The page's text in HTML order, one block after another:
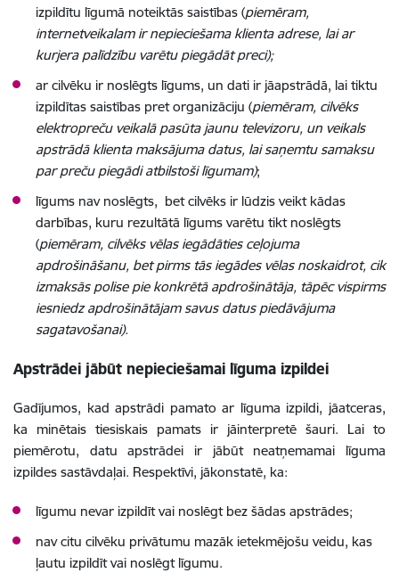
izpildītu līgumā noteiktās saistības (piemēram,
internetveikalam ir nepieciešama klienta adrese, lai ar
kurjera palīdzību varētu piegādāt preci);
ar cilvēku ir noslēgts līgums, un dati ir jāapstrādā, lai tiktu
izpildītas saistības pret organizāciju (piemēram, cilvēks
elektropreču veikalā pasūta jaunu televizoru, un veikals
apstrādā klienta maksājuma datus, lai saņemtu samaksu
par preču piegādi atbilstoši līgumam);
līgums nav noslēgts, bet cilvēks ir lūdzis veikt kādas
darbības, kuru rezultātā līgums varētu tikt noslēgts
(piemēram, cilvēks vēlas iegādāties ceļojuma
apdrošināšanu, bet pirms tās iegādes vēlas noskaidrot, cik
izmaksās polise pie konkrētā apdrošinātāja, tāpēc vispirms
iesniedz apdrošinātājam savus datus piedāvājuma
sagatavošanai).
Apstrādei jābūt nepieciešamai līguma izpildei
Gadījumos, kad apstrādi pamato ar līguma izpildi, jāatceras,
ka minētais tiesiskais pamats ir jāinterpretē šauri. Lai to
piemērotu, datu apstrādei ir jābūt neatņemamai līguma
izpildes sastāvdaļai. Respektīvi, jākonstatē, ka:
līgumu nevar izpildīt vai noslēgt bez šādas apstrādes;
nav citu cilvēku privātumu mazāk ietekmējošu veidu, kas
ļautu izpildīt vai noslēgt līgumu.